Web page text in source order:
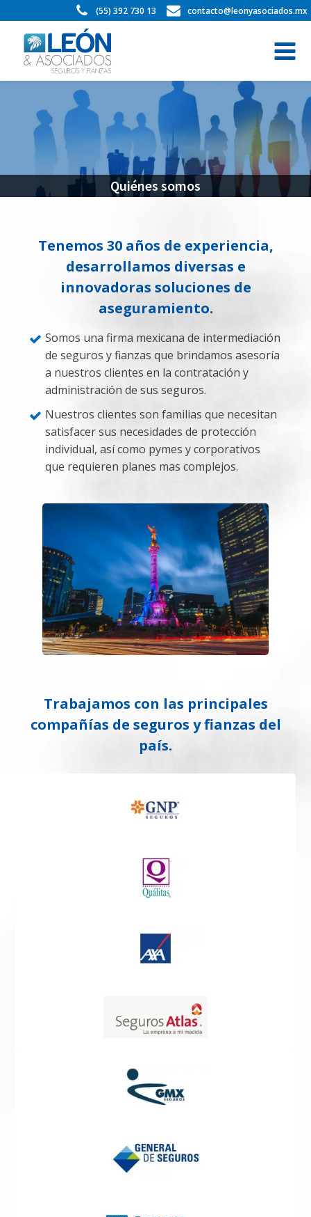
(55) 392 730 13 contacto@leonyasociados.mx
Quiénes somos
Tenemos 30 años de experiencia,
desarrollamos diversas e
innovadoras soluciones de
aseguramiento.
Somos una firma mexicana de intermediación
de seguros y fianzas que brindamos asesoría
a nuestros clientes en la contratación y
administración de sus seguros.
Nuestros clientes son familias que necesitan
satisfacer sus necesidades de protección
individual, así como pymes y corporativos
que requieren planes mas complejos.
Trabajamos con las principales
compañías de seguros y fianzas del
país.